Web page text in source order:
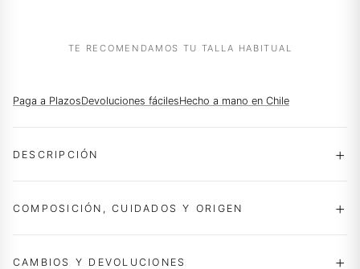
TE RECOMENDAMOS TU TALLA HABITUAL
Paga a PlazosDevoluciones fácilesHecho a mano en Chile
DESCRIPCIÓN
COMPOSICIÓN, CUIDADOS Y ORIGEN
CAMBIOS Y DEVOLUCIONES